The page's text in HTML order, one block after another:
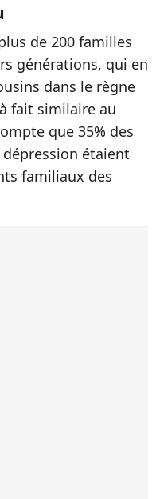
de 200 familles
générations, qui en
dans le règne
fait similaire au
que 35% des
étaient
familiaux des